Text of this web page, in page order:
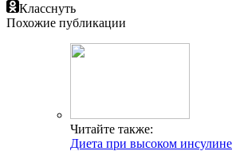
Класснуть
Похожие публикации
Читайте также:
Диета при высоком инсулине